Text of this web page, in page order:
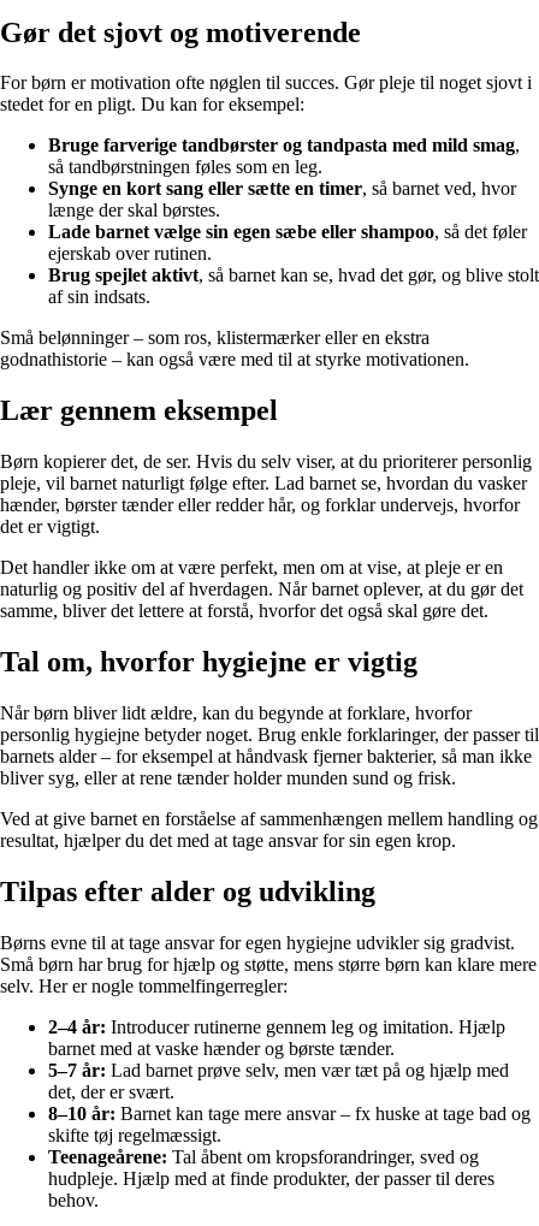
Gør det sjovt og motiverende
For børn er motivation ofte nøglen til succes. Gør pleje til noget sjovt i
stedet for en pligt. Du kan for eksempel:
Bruge farverige tandbørster og tandpasta med mild smag,
så tandbørstningen føles som en leg.
Synge en kort sang eller sætte en timer, så barnet ved, hvor
længe der skal børstes.
Lade barnet vælge sin egen sæbe eller shampoo, så det føler
ejerskab over rutinen.
Brug spejlet aktivt, så barnet kan se, hvad det gør, og blive stolt
af sin indsats.
Små belønninger – som ros, klistermærker eller en ekstra
godnathistorie – kan også være med til at styrke motivationen.
Lær gennem eksempel
Børn kopierer det, de ser. Hvis du selv viser, at du prioriterer personlig
pleje, vil barnet naturligt følge efter. Lad barnet se, hvordan du vasker
hænder, børster tænder eller redder hår, og forklar undervejs, hvorfor
det er vigtigt.
Det handler ikke om at være perfekt, men om at vise, at pleje er en
naturlig og positiv del af hverdagen. Når barnet oplever, at du gør det
samme, bliver det lettere at forstå, hvorfor det også skal gøre det.
Tal om, hvorfor hygiejne er vigtig
Når børn bliver lidt ældre, kan du begynde at forklare, hvorfor
personlig hygiejne betyder noget. Brug enkle forklaringer, der passer til
barnets alder – for eksempel at håndvask fjerner bakterier, så man ikke
bliver syg, eller at rene tænder holder munden sund og frisk.
Ved at give barnet en forståelse af sammenhængen mellem handling og
resultat, hjælper du det med at tage ansvar for sin egen krop.
Tilpas efter alder og udvikling
Børns evne til at tage ansvar for egen hygiejne udvikler sig gradvist.
Små børn har brug for hjælp og støtte, mens større børn kan klare mere
selv. Her er nogle tommelfingerregler:
2–4 år: Introducer rutinerne gennem leg og imitation. Hjælp
barnet med at vaske hænder og børste tænder.
5–7 år: Lad barnet prøve selv, men vær tæt på og hjælp med
det, der er svært.
8–10 år: Barnet kan tage mere ansvar – fx huske at tage bad og
skifte tøj regelmæssigt.
Teenageårene: Tal åbent om kropsforandringer, sved og
hudpleje. Hjælp med at finde produkter, der passer til deres
behov.